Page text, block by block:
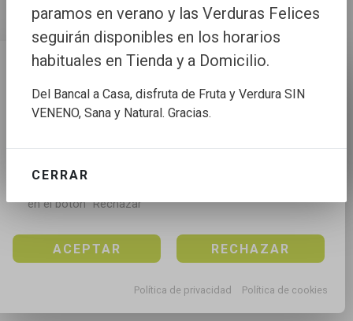
Configuración de cookies
Utilizamos cookies propias y de terceros para mejorar
nuestros servicios, para analizar el tráfico, para
análisis de la navegación.
Puedes aceptar todas las cookies pulsando en el
en el botón “Rechazar”
ACEPTAR RECHAZAR
Política de privacidad Política de cookies
paramos en verano y las Verduras Felices
seguirán disponibles en los horarios
habituales en Tienda y a Domicilio.
Del Bancal a Casa, disfruta de Fruta y Verdura SIN
VENENO, Sana y Natural. Gracias.
CERRAR